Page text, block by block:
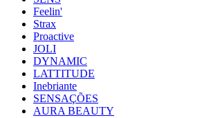
Feelin'
Strax
Proactive
JOLI
DYNAMIC
LATTITUDE
Inebriante
SENSAÇÕES
AURA BEAUTY